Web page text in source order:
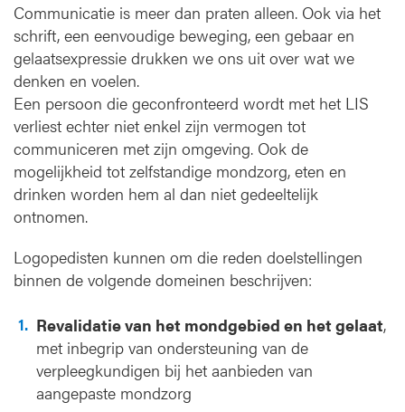
Communicatie is meer dan praten alleen. Ook via het
schrift, een eenvoudige beweging, een gebaar en
gelaatsexpressie drukken we ons uit over wat we
denken en voelen.
Een persoon die geconfronteerd wordt met het LIS
verliest echter niet enkel zijn vermogen tot
communiceren met zijn omgeving. Ook de
mogelijkheid tot zelfstandige mondzorg, eten en
drinken worden hem al dan niet gedeeltelijk
ontnomen.
Logopedisten kunnen om die reden doelstellingen
binnen de volgende domeinen beschrijven:
Revalidatie van het mondgebied en het gelaat,
met inbegrip van ondersteuning van de
verpleegkundigen bij het aanbieden van
aangepaste mondzorg